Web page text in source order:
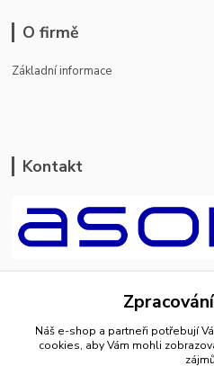
O firmě
Základní informace
Kontakt
+420 799 500 769
pracovní dny 8-11hod.,13-15hod.
Náš e-shop a partneři potřebují
cookies, aby Vám mohli